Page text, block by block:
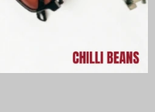
en "U" y plaqueta nasal